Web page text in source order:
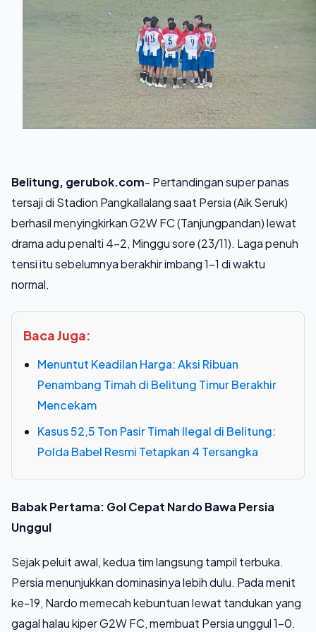
Belitung, gerubok.com- Pertandingan super panas
tersaji di Stadion Pangkallalang saat Persia (Aik Seruk)
berhasil menyingkirkan G2W FC (Tanjungpandan) lewat
drama adu penalti 4–2, Minggu sore (23/11). Laga penuh
tensi itu sebelumnya berakhir imbang 1–1 di waktu
normal.
Baca Juga:
Menuntut Keadilan Harga: Aksi Ribuan
Penambang Timah di Belitung Timur Berakhir
Mencekam
Kasus 52,5 Ton Pasir Timah Ilegal di Belitung:
Polda Babel Resmi Tetapkan 4 Tersangka
Babak Pertama: Gol Cepat Nardo Bawa Persia
Unggul
Sejak peluit awal, kedua tim langsung tampil terbuka.
Persia menunjukkan dominasinya lebih dulu. Pada menit
ke-19, Nardo memecah kebuntuan lewat tandukan yang
gagal halau kiper G2W FC, membuat Persia unggul 1–0.